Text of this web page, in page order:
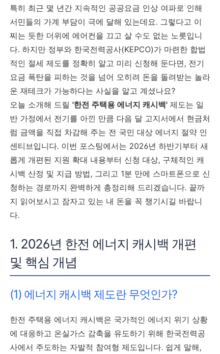
특히 최근 몇 년간 지속적인 공공요금 인상 여파로 인해
서민들의 가계 부담이 극에 달해 있는데요. 그렇다고 이
찌는 듯한 더위에 에어컨을 끄고 살 수도 없는 노릇입니
다. 하지만 정부와 한국전력공사(KEPCO)가 마련한 합법
적인 절세 제도를 정확히 알고 미리 신청해 둔다면, 전기
요금 폭탄을 피하는 것을 넘어 오히려 돈을 돌려받는 놀라
운 재테크가 가능하다는 사실을 알고 계셨나요?
오늘 소개해 드릴 '한전 주택용 에너지 캐시백' 제도는 일
반 가정에서 전기를 아낀 만큼 다음 달 고지서에서 현금처
럼 금액을 직접 차감해 주는 전 국민 대상 에너지 절약 인
센티브입니다. 이번 포스팅에서는 2026년 하반기부터 새
롭게 개편된 지원 확대 내용부터 신청 대상, 구체적인 캐
시백 산정 및 지급 방법, 그리고 1분 만에 스마트폰으로 신
청하는 경로까지 완벽하게 총정리해 드리겠습니다. 끝까
지 읽어보시고 잠자고 있는 내 돈을 꼭 챙기시길 바랍니
다.
1. 2026년 한전 에너지 캐시백 개편
및 핵심 개념
(1) 에너지 캐시백 제도란 무엇인가?
한전 주택용 에너지 캐시백은 국가적인 에너지 위기 상황
에 대응하고 온실가스 감축을 유도하기 위해 한국전력공
사에서 주도하는 자발적 참여형 제도입니다. 쉽게 말해,